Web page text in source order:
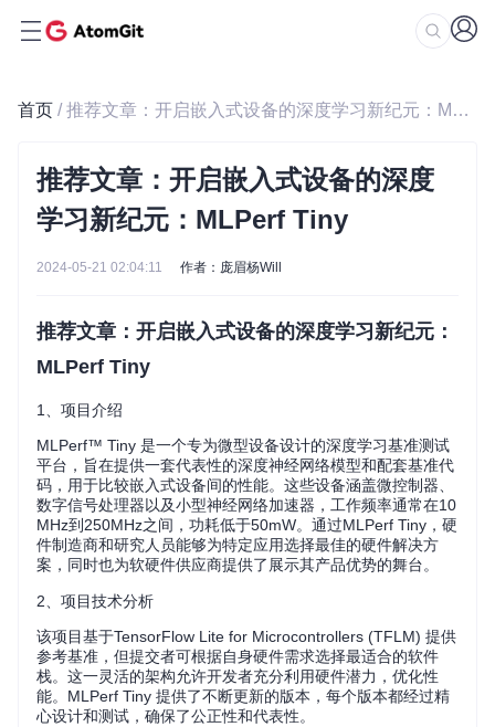
首页 / 推荐文章：开启嵌入式设备的深度学习新纪元：MLPerf Tiny
推荐文章：开启嵌入式设备的深度
学习新纪元：MLPerf Tiny
2024-05-21 02:04:11 作者：庞眉杨Will
推荐文章：开启嵌入式设备的深度学习新纪元：
MLPerf Tiny
1、项目介绍
MLPerf™ Tiny 是一个专为微型设备设计的深度学习基准测试
平台，旨在提供一套代表性的深度神经网络模型和配套基准代
码，用于比较嵌入式设备间的性能。这些设备涵盖微控制器、
数字信号处理器以及小型神经网络加速器，工作频率通常在10
MHz到250MHz之间，功耗低于50mW。通过MLPerf Tiny，硬
件制造商和研究人员能够为特定应用选择最佳的硬件解决方
案，同时也为软硬件供应商提供了展示其产品优势的舞台。
2、项目技术分析
该项目基于TensorFlow Lite for Microcontrollers (TFLM) 提供
参考基准，但提交者可根据自身硬件需求选择最适合的软件
栈。这一灵活的架构允许开发者充分利用硬件潜力，优化性
能。MLPerf Tiny 提供了不断更新的版本，每个版本都经过精
心设计和测试，确保了公正性和代表性。